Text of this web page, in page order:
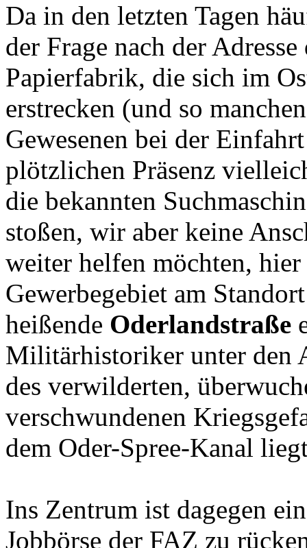
Da in den letzten Tagen
der Frage nach der
Papierfabrik, die sich im
erstrecken (und so
Gewesenen bei der
plötzlichen Präsenz
die bekannten
stoßen, wir aber keine
weiter helfen möchten,
Gewerbegebiet am
heißende Oderlandstraße
Militärhistoriker unter den
des verwilderten,
verschwundenen
dem Oder-Spree-Kanal
Ins Zentrum ist dagegen
Jobbörse der FAZ zu